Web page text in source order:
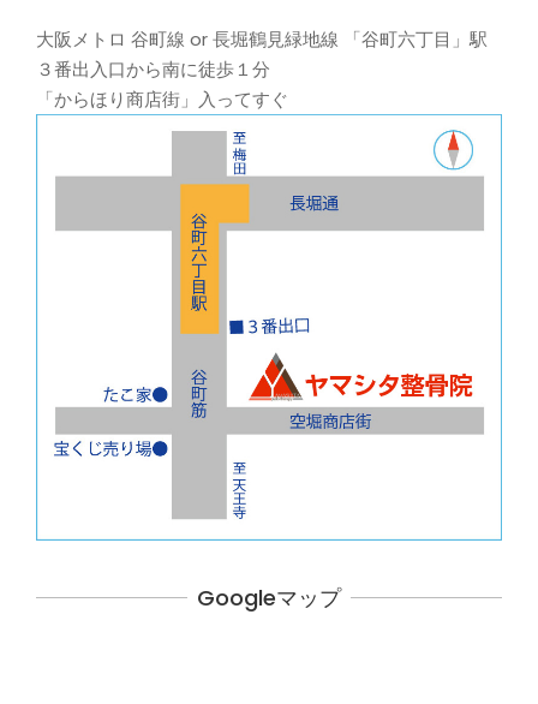
大阪メトロ 谷町線 or 長堀鶴見緑地線 「谷町六丁目」駅
３番出入口から南に徒歩１分
「からほり商店街」入ってすぐ
Googleマップ